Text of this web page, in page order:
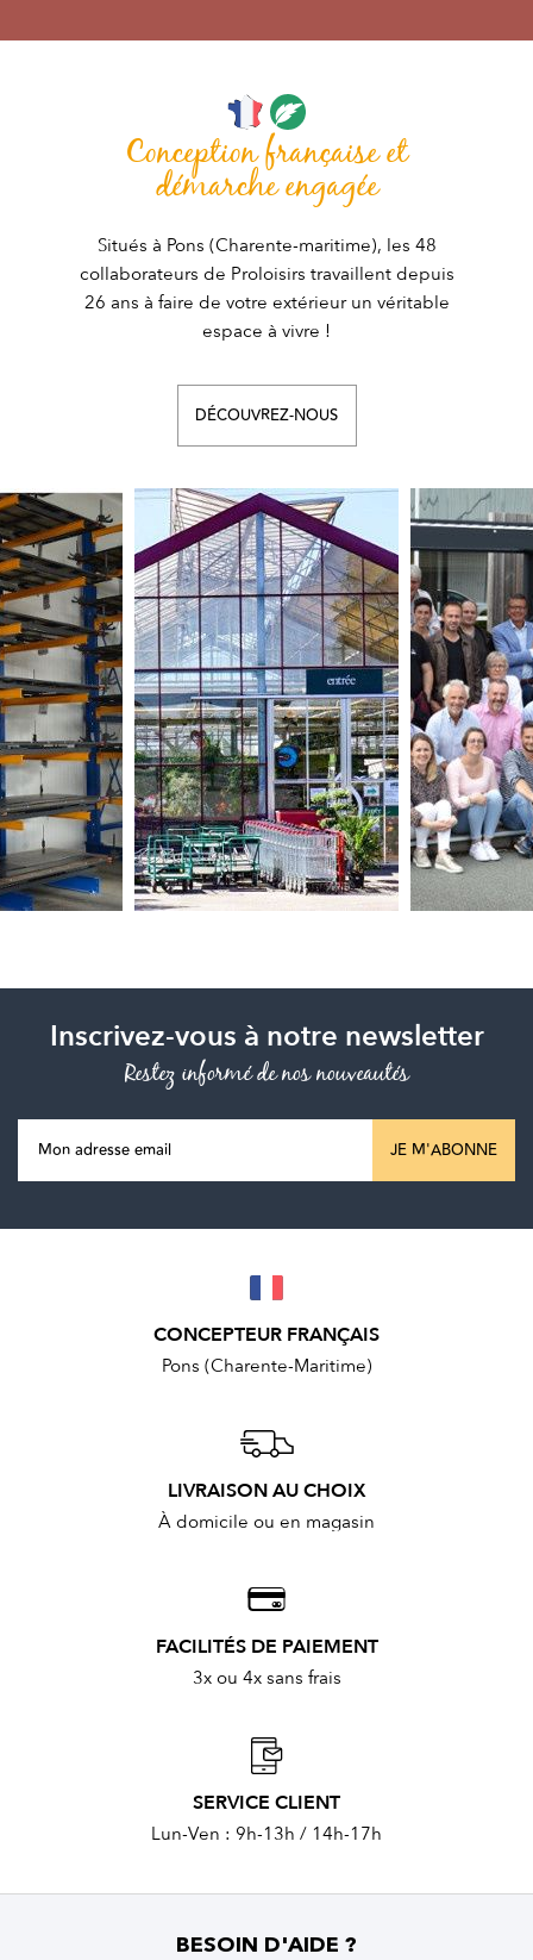
Conception française et
démarche engagée
Situés à Pons (Charente-maritime), les 48
collaborateurs de Proloisirs travaillent depuis
26 ans à faire de votre extérieur un véritable
espace à vivre !
DÉCOUVREZ-NOUS
Inscrivez-vous à notre newsletter
Restez informé de nos nouveautés
JE M'ABONNE
CONCEPTEUR FRANÇAIS
Pons (Charente-Maritime)
LIVRAISON AU CHOIX
À domicile ou en magasin
FACILITÉS DE PAIEMENT
3x ou 4x sans frais
SERVICE CLIENT
Lun-Ven : 9h-13h / 14h-17h
BESOIN D'AIDE ?